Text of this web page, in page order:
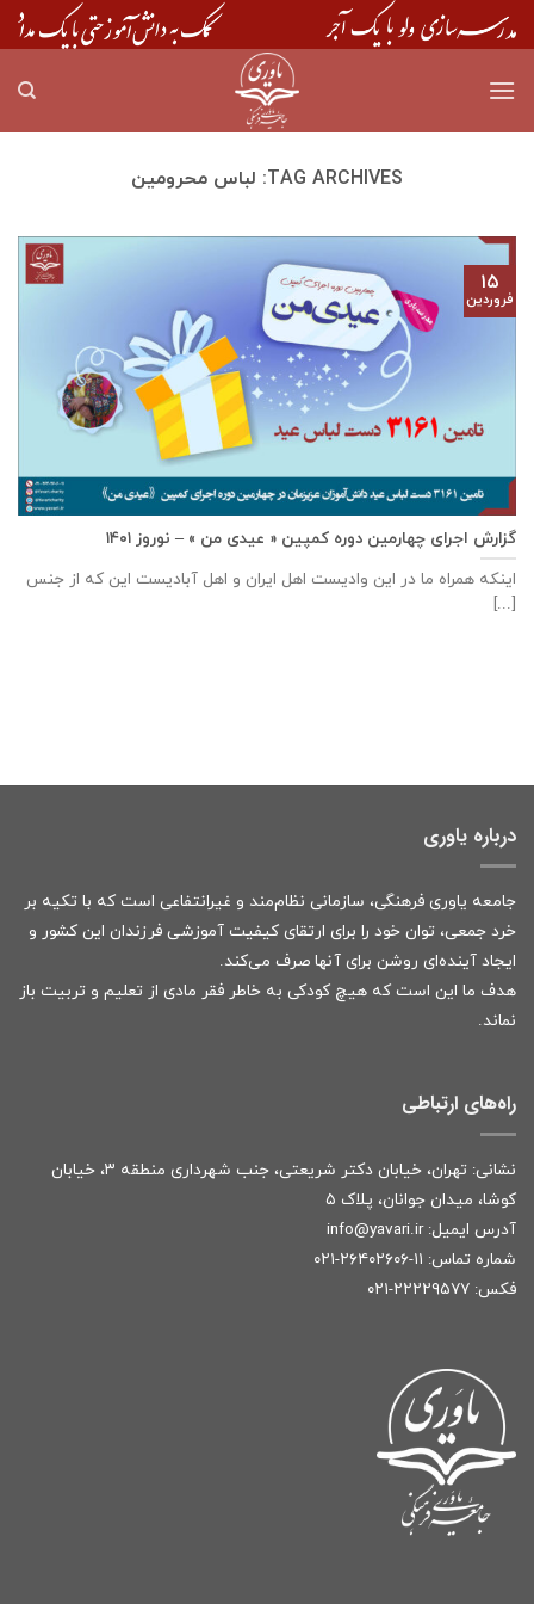
Skip
to
TAG ARCHIVES: لباس محرومین
گزارش اجرای چهارمین دوره کمپین « عیدی من » – نوروز ۱۴۰۱
اینکه همراه ما در این وادیست اهل ایران و اهل آبادیست این که از جنس
[...]
۱۵
فروردین
درباره یاوری
جامعه یاوری فرهنگی، سازمانی نظام‌مند و غیرانتفاعی است که با تکیه بر
خرد جمعی، توان خود را برای ارتقای کیفیت آموزشی فرزندان این کشور و
ایجاد آینده‌ای روشن برای آنها صرف می‌کند.
هدف ما این است که هیچ کودکی به خاطر فقر مادی از تعلیم و تربیت باز
نماند.
راه‌های ارتباطی
نشانی: تهران، خیابان دکتر شریعتی، جنب شهرداری منطقه ۳، خیابان
کوشا، میدان جوانان، پلاک ۵
آدرس ایمیل: info@yavari.ir
شماره تماس: ۱۱-۲۶۴۰۲۶۰۶-۰۲۱
فکس: ۲۲۲۲۹۵۷۷-۰۲۱